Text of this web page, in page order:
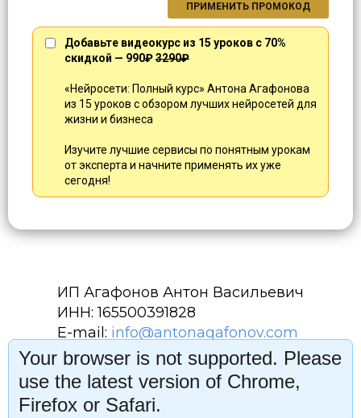
ПРИМЕНИТЬ ПРОМОКОД
Добавьте видеокурс из 15 уроков с 70%
скидкой — 990₽3290₽
«Нейросети: Полный курс» Антона Агафонова
из 15 уроков с обзором лучших нейросетей для
жизни и бизнеса
Изучите лучшие сервисы по понятным урокам
от эксперта и начните применять их уже
сегодня!
ИП Агафонов Антон Васильевич
ИНН: 165500391828
E-mail: info@antonagafonov.com
Политика конфиденциальности
Договор публичной оферты
Your browser is not supported. Please
use the latest version of Chrome,
Firefox or Safari.